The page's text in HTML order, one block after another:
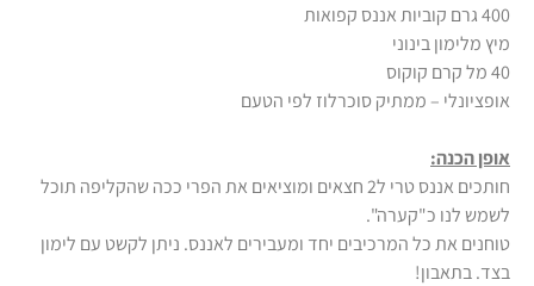
400 גרם קוביות אננס קפואות
מיץ מלימון בינוני
40 מל קרם קוקוס
אופציונלי – ממתיק סוכרלוז לפי הטעם
אופן הכנה:
חותכים אננס טרי ל2 חצאים ומוציאים את הפרי ככה שהקליפה תוכל
לשמש לנו כ"קערה".
טוחנים את כל המרכיבים יחד ומעבירים לאננס. ניתן לקשט עם לימון
בצד. בתאבון!